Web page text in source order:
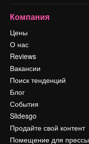
Компания
Цены
О нас
Reviews
Вакансии
Поиск тенденций
Блог
События
Slidesgo
Продайте свой контент
Помещение для прессы